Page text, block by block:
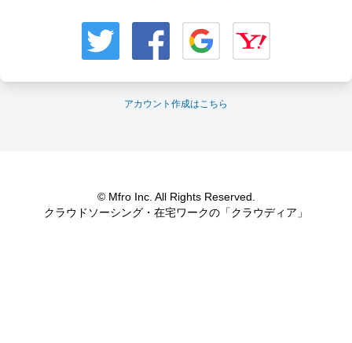
アカウント作成はこちら
© Mfro Inc. All Rights Reserved.
クラウドソーシング・在宅ワークの「クラウディア」